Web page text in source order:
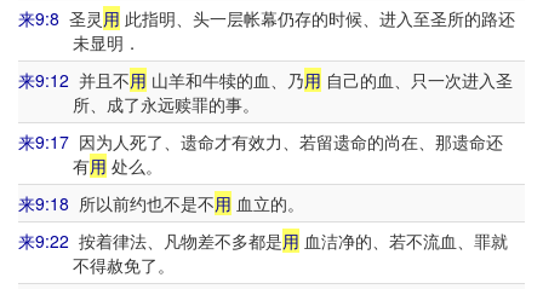
来9:8 圣灵用 此指明、头一层帐幕仍存的时候、进入至圣所的路还
未显明．
来9:12 并且不用 山羊和牛犊的血、乃用 自己的血、只一次进入圣
所、成了永远赎罪的事。
来9:17 因为人死了、遗命才有效力、若留遗命的尚在、那遗命还
有用 处么。
来9:18 所以前约也不是不用 血立的。
来9:22 按着律法、凡物差不多都是用 血洁净的、若不流血、罪就
不得赦免了。